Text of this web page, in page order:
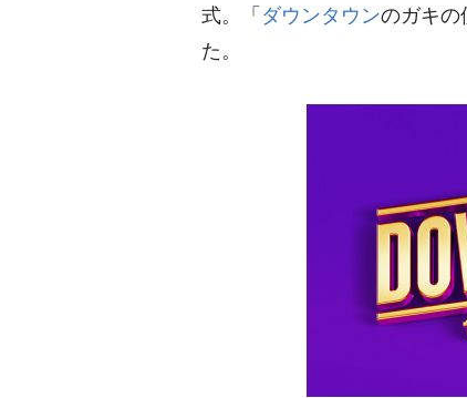
式。「 ダウンタウンのガキの
た。